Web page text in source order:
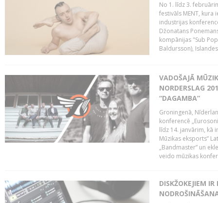
No 1. līdz 3.
festivāls MENT, kura
industrijas
Džonatans
kompānijas "Sub
Baldursson),
VADOŠAJĀ
NORDERSLAG
“DAGAMBA”
Groningenā,
konferencē
līdz 14. janvārim, kā
Mūzikas eksports”
„Bandmaster” un
veido mūzikas
DISKŽOKEJIEM